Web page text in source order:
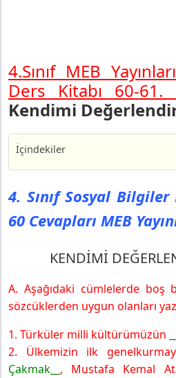
4.Sınıf MEB
Ders Kitabı 60-61.
Kendimi
İçindekiler
4. Sınıf Sosyal Bilgiler Ders
MEB Yayınları
KENDİMİ
4. Sınıf Sosyal Bilgiler Ders
4. Sınıf Sosyal
60 Cevapları MEB
KENDİMİ
A. Aşağıdaki cümlelerde boş
sözcüklerden uygun olanları
1. Türküler milli kültürümüzün
2. Ülkemizin ilk
Çakmak__ , Mustafa Kemal